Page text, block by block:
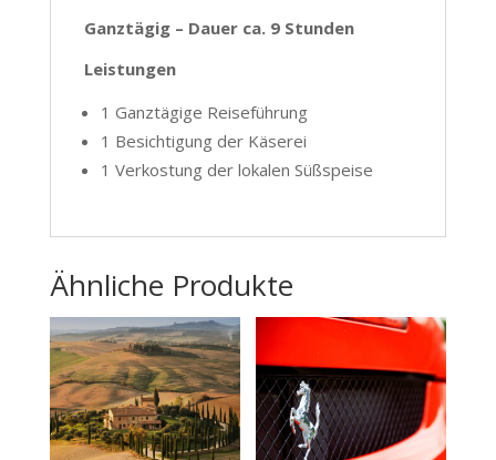
Ganztägig – Dauer ca. 9 Stunden
Leistungen
1 Ganztägige Reiseführung
1 Besichtigung der Käserei
1 Verkostung der lokalen Süßspeise
Ähnliche Produkte